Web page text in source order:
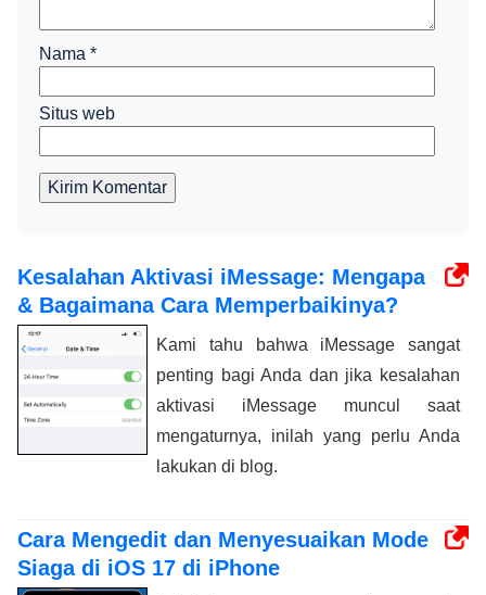
Nama *
Situs web
Kirim Komentar
Kesalahan Aktivasi iMessage: Mengapa
& Bagaimana Cara Memperbaikinya?
Kami tahu bahwa iMessage sangat
penting bagi Anda dan jika kesalahan
aktivasi iMessage muncul saat
mengaturnya, inilah yang perlu Anda
lakukan di blog.
Cara Mengedit dan Menyesuaikan Mode
Siaga di iOS 17 di iPhone